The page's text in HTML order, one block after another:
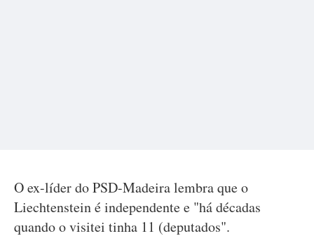
O ex-líder do PSD-Madeira lembra que o
Liechtenstein é independente e "há décadas
quando o visitei tinha 11 (deputados".